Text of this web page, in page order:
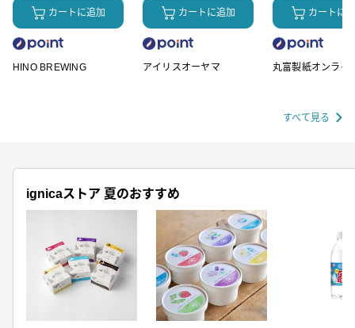
カートに追加
HINO BREWING
カートに追加
アイリスオーヤマ
カートに
丸富製紙オンライ
すべて見る
ignicaストア 夏のおすすめ